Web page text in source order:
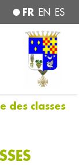
FR EN ES
des classes